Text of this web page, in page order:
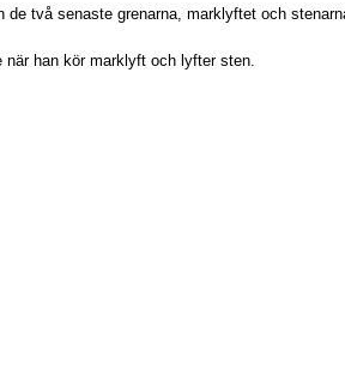
de två senaste grenarna, marklyftet och
när han kör marklyft och lyfter sten.